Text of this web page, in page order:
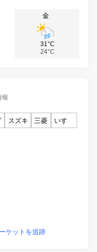
金
31°C
24°C
報
スズキ 三菱
いすゞ
ケットを追跡